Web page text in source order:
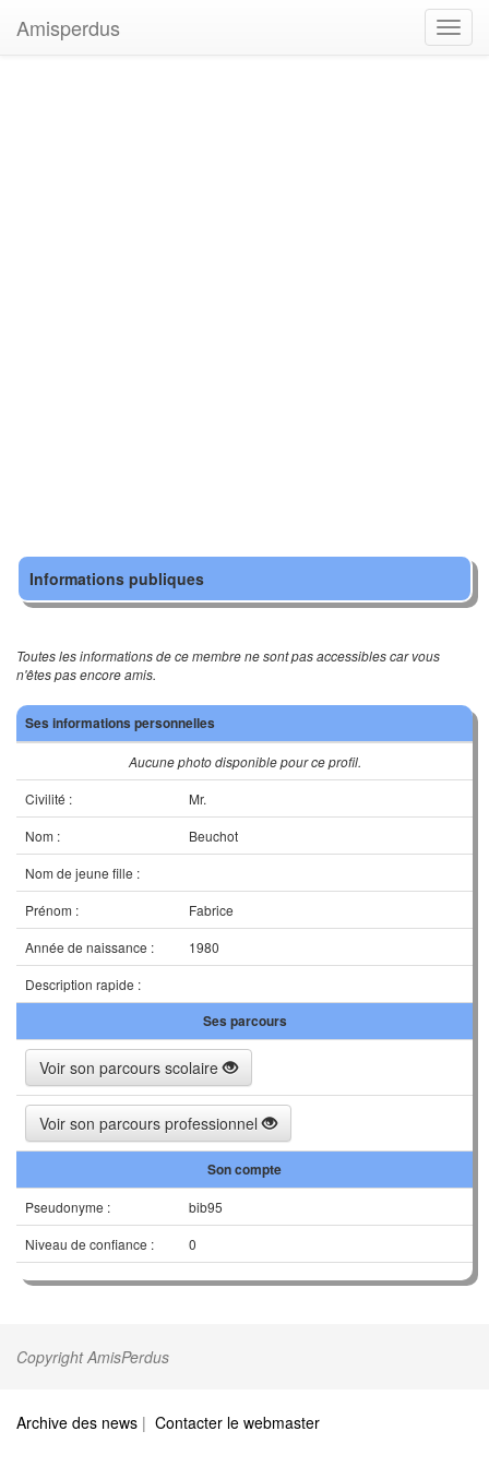
Amisperdus
Informations publiques
Toutes les informations de ce membre ne sont pas accessibles car vous
n'êtes pas encore amis.
Ses informations personnelles
Aucune photo disponible pour ce profil.
Civilité :
Mr.
Nom :
Beuchot
Nom de jeune fille :
Prénom :
Fabrice
Année de naissance :
1980
Description rapide :
Ses parcours
Voir son parcours scolaire
Voir son parcours professionnel
Son compte
Pseudonyme :
bib95
Niveau de confiance :
0
Copyright AmisPerdus
Archive des news | Contacter le webmaster